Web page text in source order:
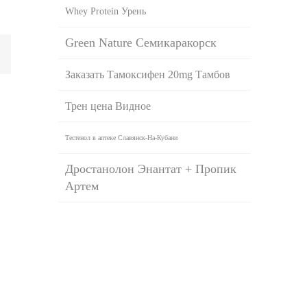
Whey Protein Урень
Green Nature Семикаракорск
Заказать Тамоксифен 20mg Тамбов
Трен цена Видное
Тестенол в аптеке Славянск-На-Кубани
Дростанолон Энантат + Пропик
Артем